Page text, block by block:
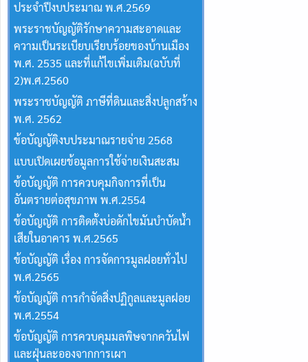
ประจำปีงบประมาณ พ.ศ.2569
พระราชบัญญัติรักษาความสะอาดและ
ความเป็นระเบียบเรียบร้อยของบ้านเมือง
พ.ศ. 2535 และที่แก้ไขเพิ่มเติม(ฉบับที่
2)พ.ศ.2560
พระราชบัญญัติ ภาษีที่ดินและสิ่งปลูกสร้าง
พ.ศ. 2562
ข้อบัญญัติงบประมาณรายจ่าย 2568
แบบเปิดเผยข้อมูลการใช้จ่ายเงินสะสม
ข้อบัญญัติ การควบคุมกิจการที่เป็น
อันตรายต่อสุขภาพ พ.ศ.2554
ข้อบัญญัติ การติดตั้งบ่อดักไขมันบำบัดน้ำ
เสียในอาคาร พ.ศ.2565
ข้อบัญญัติ เรื่อง การจัดการมูลฝอยทั่วไป
พ.ศ.2565
ข้อบัญญัติ การกำจัดสิ่งปฏิกูลและมูลฝอย
พ.ศ.2554
ข้อบัญญัติ การควบคุมมลพิษจากควันไฟ
และฝุ่นละอองจากการเผา